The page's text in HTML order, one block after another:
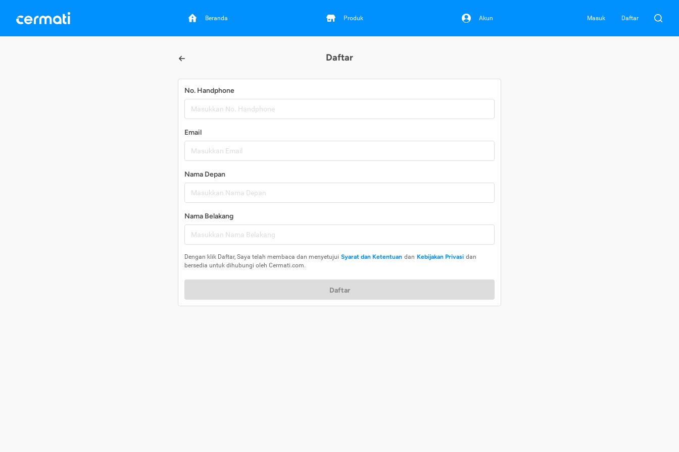
Beranda Produk Akun Masuk Daftar
Daftar
No. Handphone
Email
Nama Depan
Nama Belakang
Dengan klik Daftar, Saya telah membaca dan menyetujui Syarat dan Ketentuan dan Kebijakan Privasi dan
bersedia untuk dihubungi oleh Cermati.com.
Daftar